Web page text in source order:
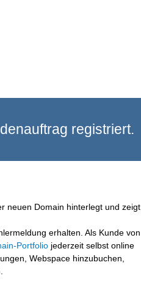
registriert.
neuen Domain hinterlegt und zeigt,
erhalten. Als Kunde von
Portfolio jederzeit selbst online
Webspace hinzubuchen,